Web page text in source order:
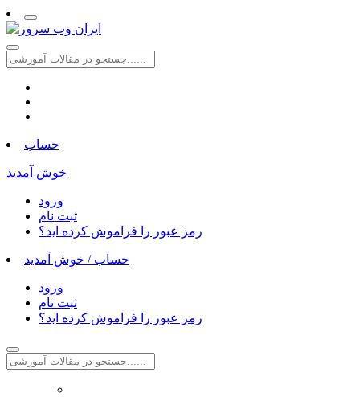
حساب
خوش آمدید
ورود
ثبت نام
رمز عبور را فراموش کرده اید؟
حساب / خوش آمدید
ورود
ثبت نام
رمز عبور را فراموش کرده اید؟